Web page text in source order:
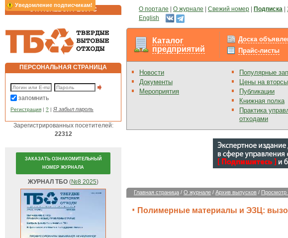
Уведомление подписчикам!
ОТРАСЛЕВОЙ РЕСУРС О портале О журнале Свежий номер Подписка
English
ПЕРСОНАЛЬНАЯ СТРАНИЦА
запомнить
Регистрация | ? | Я забыл пароль
Зарегистрированных посетителей:
22312
ЗАКАЗАТЬ ОЗНАКОМИТЕЛЬНЫЙ
НОМЕР ЖУРНАЛА
ЖУРНАЛ ТБО (№8 2025)
Каталог
предприятий
Доска
Прайс-листы
Новости
Документы
Мероприятия
Популярные
Цены на
Публикации
Книжная полка
Практика
отходами
Главная страница / О журнале / Архив выпусков / Просмотр
Полимерные материалы и ЭЗЦ: